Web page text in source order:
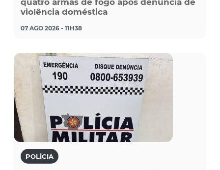
quatro armas de fogo após denúncia de
violência doméstica
07 AGO 2026 - 11H38
POLÍCIA